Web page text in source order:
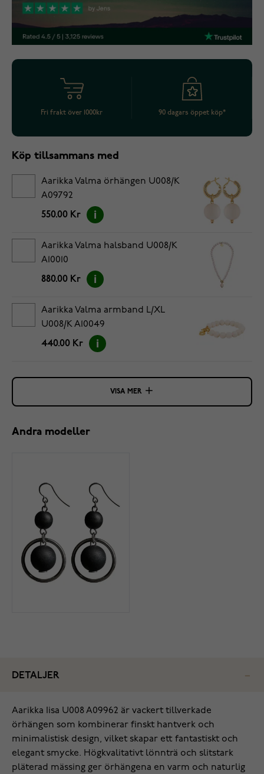
Fri frakt över 1000kr 90 dagars öppet köp*
Köp tillsammans med
Aarikka Valma örhängen U008/K
A09792
550.00 Kr
Aarikka Valma halsband U008/K
A10010
880.00 Kr
Aarikka Valma armband L/XL
U008/K A10049
440.00 Kr
VISA MER
Andra modeller
DETALJER
Aarikka Iisa U008 A09962 är vackert tillverkade
örhängen som kombinerar finskt hantverk och
minimalistisk design, vilket skapar ett fantastiskt och
elegant smycke. Högkvalitativt lönnträ och slitstark
pläterad mässing ger örhängena en varm och naturlig